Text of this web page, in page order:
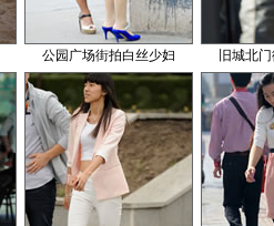
公园广场街拍白丝少妇 旧城北